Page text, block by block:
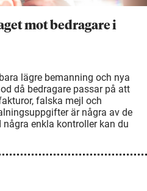
mot bedragare i
lägre bemanning och nya
då bedragare passar på att
falska mejl och
är några av de
enkla kontroller kan du